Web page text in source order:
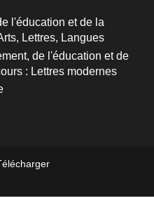
l'éducation et de la
Lettres, Langues
de l'éducation et de
: Lettres modernes